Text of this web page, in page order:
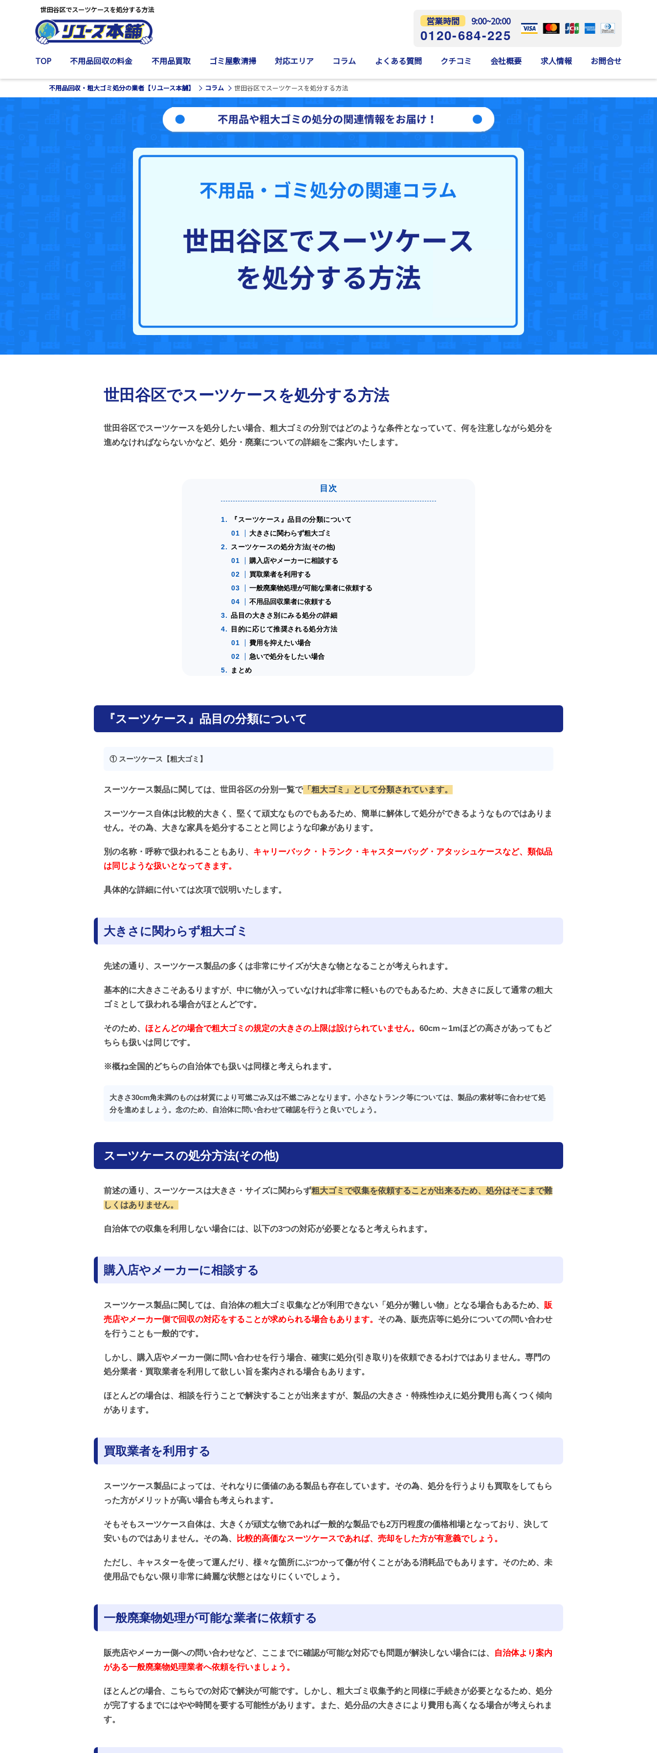
営業時間 9:00~20:00
0120-684-225
TOP 不用品回収の料金 不用品買取 ゴミ屋敷清掃 対応エリア コラム よくある質問 クチコミ 会社概要 求人情報 お問合せ
世田谷区でスーツケースを処分する方法
不用品回収・粗大ゴミ処分の業者【リユース本舗】 コラム 世田谷区でスーツケースを処分する方法
世田谷区でスーツケースを処分する方法
世田谷区でスーツケースを処分したい場合、粗大ゴミの分別ではどのような条件となっていて、何を注意しながら処分を
進めなければならないかなど、処分・廃棄についての詳細をご案内いたします。
『スーツケース』品目の分類について
大きさに関わらず粗大ゴミ
スーツケースの処分方法(その他)
購入店やメーカーに相談する
買取業者を利用する
一般廃棄物処理が可能な業者に依頼する
不用品回収業者に依頼する
品目の大きさ別にみる処分の詳細
目的に応じて推奨される処分方法
費用を抑えたい場合
急いで処分をしたい場合
まとめ
『スーツケース』品目の分類について
① スーツケース【粗大ゴミ】
スーツケース製品に関しては、世田谷区の分別一覧で 「粗大ゴミ」として分類されています。
スーツケース自体は比較的大きく、堅くて頑丈なものでもあるため、簡単に解体して処分ができるようなものではありま
せん。その為、大きな家具を処分することと同じような印象があります。
別の名称・呼称で扱われることもあり、 キャリーバック・トランク・キャスターバッグ・アタッシュケースなど、類似品
は同じような扱いとなってきます。
具体的な詳細に付いては次項で説明いたします。
大きさに関わらず粗大ゴミ
先述の通り、スーツケース製品の多くは非常にサイズが大きな物となることが考えられます。
基本的に大きさこそあるりますが、中に物が入っていなければ非常に軽いものでもあるため、大きさに反して通常の粗大
ゴミとして扱われる場合がほとんどです。
そのため、 ほとんどの場合で粗大ゴミの規定の大きさの上限は設けられていません。 60cm～1mほどの高さがあってもど
ちらも扱いは同じです。
※概ね全国的どちらの自治体でも扱いは同様と考えられます。
大きさ30cm角未満のものは材質により可燃ごみ又は不燃ごみとなります。小さなトランク等については、製品の素材等に合わせて処
分を進めましょう。念のため、自治体に問い合わせて確認を行うと良いでしょう。
スーツケースの処分方法(その他)
前述の通り、スーツケースは大きさ・サイズに関わらず粗大ゴミで収集を依頼することが出来るため、処分はそこまで難
しくはありません。
自治体での収集を利用しない場合には、以下の3つの対応が必要となると考えられます。
購入店やメーカーに相談する
スーツケース製品に関しては、自治体の粗大ゴミ収集などが利用できない「処分が難しい物」となる場合もあるため、 販
売店やメーカー側で回収の対応をすることが求められる場合もあります。 その為、販売店等に処分についての問い合わせ
を行うことも一般的です。
しかし、購入店やメーカー側に問い合わせを行う場合、確実に処分(引き取り)を依頼できるわけではありません。専門の
処分業者・買取業者を利用して欲しい旨を案内される場合もあります。
ほとんどの場合は、相談を行うことで解決することが出来ますが、製品の大きさ・特殊性ゆえに処分費用も高くつく傾向
があります。
買取業者を利用する
スーツケース製品によっては、それなりに価値のある製品も存在しています。その為、処分を行うよりも買取をしてもら
った方がメリットが高い場合も考えられます。
そもそもスーツケース自体は、大きくが頑丈な物であれば一般的な製品でも2万円程度の価格相場となっており、決して
安いものではありません。その為、
比較的高価なスーツケースであれば、売却をした方が有意義でしょう。
ただし、キャスターを使って運んだり、様々な箇所にぶつかって傷が付くことがある消耗品でもあります。そのため、未
使用品でもない限り非常に綺麗な状態とはなりにくいでしょう。
一般廃棄物処理が可能な業者に依頼する
販売店やメーカー側への問い合わせなど、ここまでに確認が可能な対応でも問題が解決しない場合には、
自治体より案内
がある一般廃棄物処理業者へ依頼を行いましょう。
ほとんどの場合、こちらでの対応で解決が可能です。しかし、粗大ゴミ収集予約と同様に手続きが必要となるため、処分
が完了するまでにはやや時間を要する可能性があります。また、処分品の大きさにより費用も高くなる場合が考えられま
す。